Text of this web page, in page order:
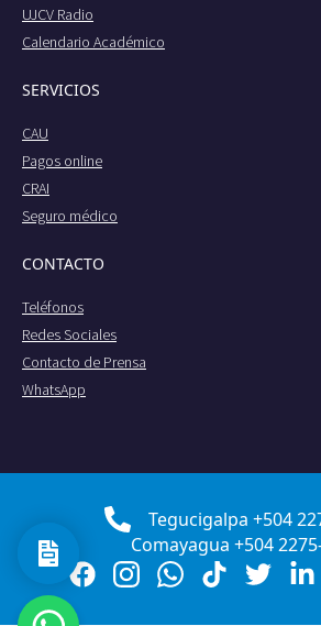
UJCV Radio
Calendario Académico
SERVICIOS
CAU
Pagos online
CRAI
Seguro médico
CONTACTO
Teléfonos
Redes Sociales
Contacto de Prensa
WhatsApp
Tegucigalpa +504
Comayagua +504